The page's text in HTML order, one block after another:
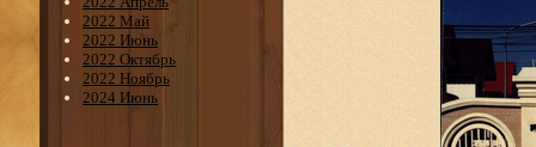
2022 Май
2022 Июнь
2022 Октябрь
2022 Ноябрь
2024 Июнь